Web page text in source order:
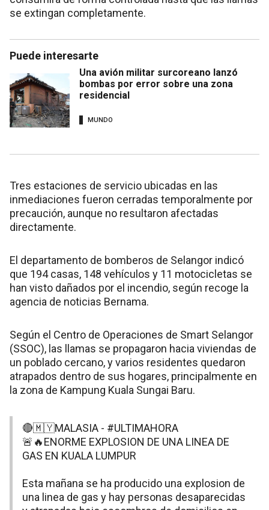
se extingan completamente.
Puede interesarte
Una avión militar surcoreano lanzó
bombas por error sobre una zona
residencial
MUNDO
Tres estaciones de servicio ubicadas en las
inmediaciones fueron cerradas temporalmente por
precaución, aunque no resultaron afectadas
directamente.
El departamento de bomberos de Selangor indicó
que 194 casas, 148 vehículos y 11 motocicletas se
han visto dañados por el incendio, según recoge la
agencia de noticias Bernama.
Según el Centro de Operaciones de Smart Selangor
(SSOC), las llamas se propagaron hacia viviendas de
un poblado cercano, y varios residentes quedaron
atrapados dentro de sus hogares, principalmente en
la zona de Kampung Kuala Sungai Baru.
🔴🇲🇾MALASIA - #ULTIMAHORA
🚨🔥ENORME EXPLOSION DE UNA LINEA DE
GAS EN KUALA LUMPUR
Esta mañana se ha producido una explosion de
una linea de gas y hay personas desaparecidas